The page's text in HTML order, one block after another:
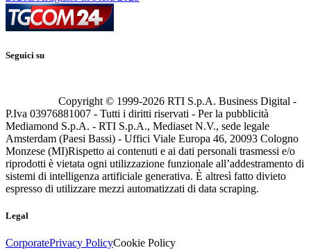
Seguici su
Copyright © 1999-2026 RTI S.p.A. Business Digital -
P.Iva 03976881007 - Tutti i diritti riservati - Per la pubblicità
Mediamond S.p.A. - RTI S.p.A., Mediaset N.V., sede legale
Amsterdam (Paesi Bassi) - Uffici Viale Europa 46, 20093 Cologno
Monzese (MI)Rispetto ai contenuti e ai dati personali trasmessi e/o
riprodotti è vietata ogni utilizzazione funzionale all’addestramento di
sistemi di intelligenza artificiale generativa. È altresì fatto divieto
espresso di utilizzare mezzi automatizzati di data scraping.
Legal
CorporatePrivacy PolicyCookie Policy